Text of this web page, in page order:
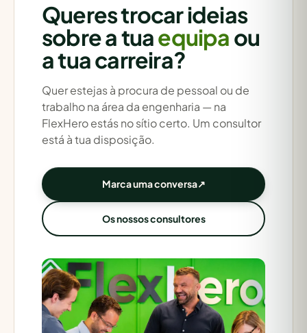
Queres trocar ideias
sobre a tuaequipa ou
a tua carreira?
Quer estejas à procura de pessoal ou de
trabalho na área da engenharia — na
FlexHero estás no sítio certo. Um consultor
está à tua disposição.
Marca uma conversa↗
Os nossos consultores